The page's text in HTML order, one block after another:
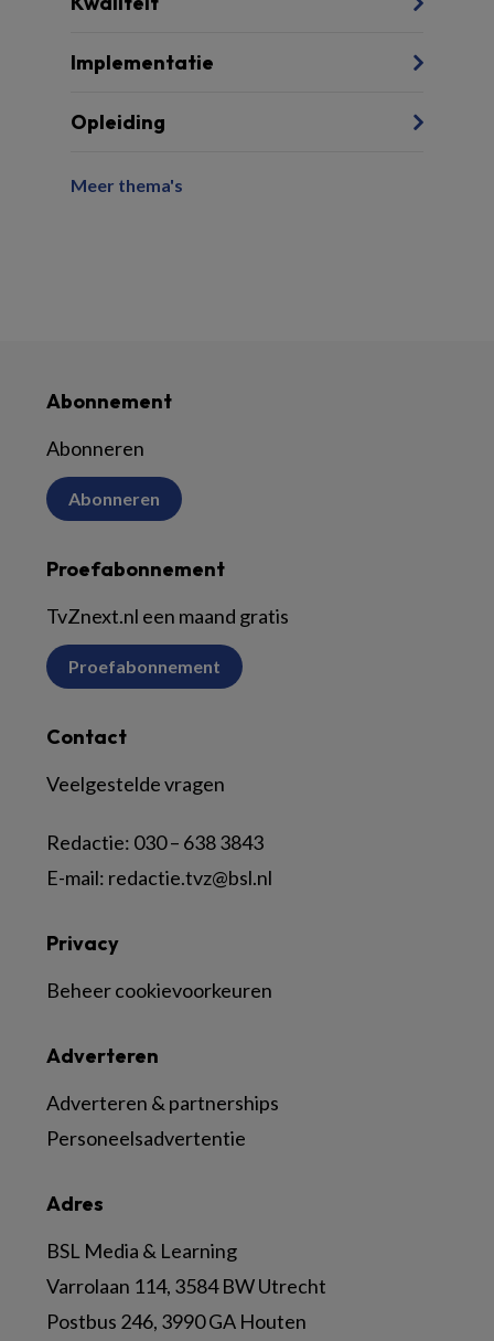
Implementatie
Opleiding
Meer thema's
Abonnement
Abonneren
Abonneren
Proefabonnement
TvZnext.nl een maand gratis
Proefabonnement
Contact
Veelgestelde vragen
Redactie: 030 – 638 3843
E-mail: redactie.tvz@bsl.nl
Adres
BSL Media & Learning
Varrolaan 114, 3584 BW Utrecht
Postbus 246, 3990 GA Houten
Adverteren
Adverteren & partnerships
Personeelsadvertentie
Privacy
Beheer cookievoorkeuren